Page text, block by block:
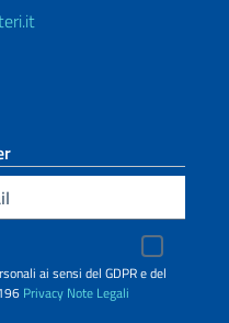
ai sensi del GDPR e del
Privacy Note Legali